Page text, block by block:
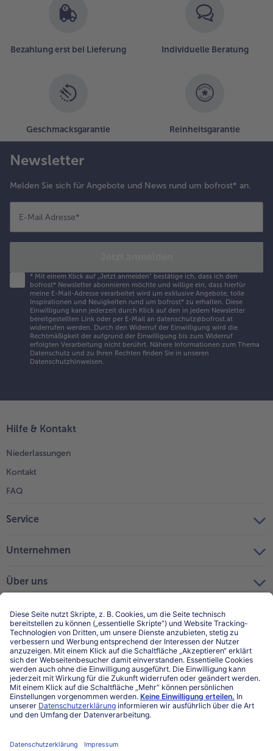
Bezahlung erst bei Lieferung Individuelle Beratung
Geschmacksgarantie Reinheitsgarantie
Newsletter
Melden Sie sich für Angebote und News rund um bofrost* an.
E-Mail Adresse*
* Mit einem Klick auf „Jetzt anmelden" bestätige ich, dass ich den
bofrost* Newsletter abonnieren möchte und willige ein, dass hierfür
meine E-Mail-Adresse verarbeitet wird um exklusive Angebote, tolle
Inspirationen und Neuigkeiten rund um bofrost* zu erhalten. Diese
Einwilligung kann jederzeit durch Klick auf den in jedem Newsletter
bereitgestellten Link oder per E-Mail an datenschutz@bofrost.at
widerrufen werden. Durch den Widerruf der Einwilligung wird die
Rechtmäßigkeit der aufgrund der Einwilligung bis zum Widerruf
erfolgten Verarbeitung nicht berührt. Nähere Informationen zum Thema
Datenschutz und zu Ihren Rechten finden Sie in unseren
Datenschutzhinweisen.
Hilfe & Kontakt
Niederlassungen
Kontakt
FAQ
Service
Unternehmen
Über uns